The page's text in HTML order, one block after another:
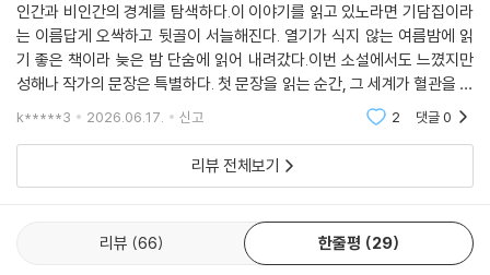
뭐 그런 노인네가 다 있어요? 의사가 그렇다고 하면 그렇게 알 것이지. 지
가 뭘 안다고.
너도 그렇게 생각해?
네. 마음 쓸 필요 없어요. 선생님이 전문가잖아요. 선생님 말씀이 옳죠.
당연하죠. 하여간에 빡대가리들, 피곤해요.
어색하게 욕을 내뱉는 도윤이 우습기도 했지만, 한편으로 이익은 묘한 고
해답만 던졌고 감응을 일으켰다. 지금껏 만난 어떤 사람도 이익을 그만큼
이해하지 못했고 그 정도로 비호해주지 않았다. 도윤은 이익의 온전하고
〈프랭크 오자와〉는 이베이에서 단돈 100달러에 타인의 인생을 낙찰받은
한 남자의 이야기다. 번듯한 집, 벤츠, 투자 계좌, 학력까지. 주소지로 찾아
가보니 정말 모든 게 진짜다. 그런데 그 순간 갑자기 오자와의 친구들이 찾
아와 자연스럽게 그를 오자와라고 부른다. 그들은 눈앞의 남자가 오자와라
는 것을 조금도 의심하지 않는다. 소설의 끝에서, 화자는 니나 시몬의 노래
〈Feeling Good〉을 듣는다. 새 세상이 시작되는 기분을 느끼지만, 그 느낌
이 자신의 것인지, 오자와의 것인지, 그 물음조차 이미 의미를 잃어버린 채
다. 그런데, 프랭크 오자와는 왜 자기 인생을 100달러에 팔았을까?
인간과 비인간의 경계를 탐색하다.이 이야기를 읽고 있노라면 기담집이라
는 이름답게 오싹하고 뒷골이 서늘해진다. 열기가 식지 않는 여름밤에 읽
기 좋은 책이라 늦은 밤 단숨에 읽어 내려갔다.이번 소설에서도 느꼈지만
성해나 작가의 문장은 특별하다. 첫 문장을 읽는 순간, 그 세계가 혈관을 타
고 몸 안으로 천천히 퍼져 나갔다. 머리로 이해하기 전에 몸이 먼저 그 세계
k*****3 2026.06.17. 신고 2 댓글0
리뷰 전체보기
리뷰 66 한줄평 29